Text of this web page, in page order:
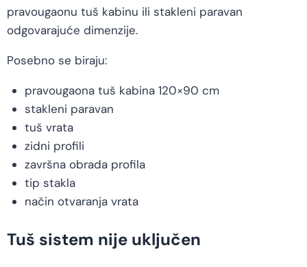
pravougaonu tuš kabinu ili stakleni paravan
odgovarajuće dimenzije.
Posebno se biraju:
pravougaona tuš kabina 120×90 cm
stakleni paravan
tuš vrata
zidni profili
završna obrada profila
tip stakla
način otvaranja vrata
Tuš sistem nije uključen